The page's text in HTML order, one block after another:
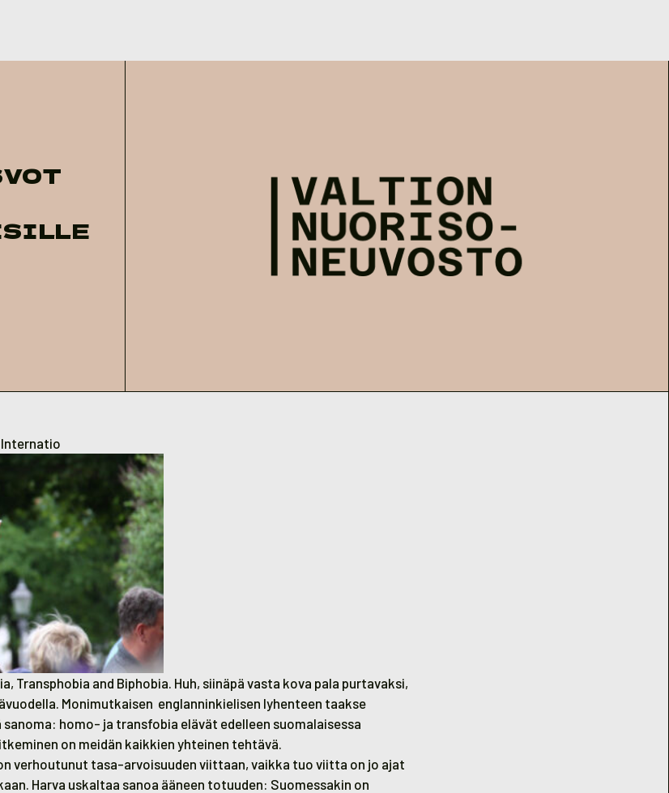
Internatio
Transphobia and Biphobia. Huh, siinäpä vasta kova pala purtavaksi,
Monimutkaisen englanninkielisen lyhenteen taakse
homo- ja transfobia elävät edelleen suomalaisessa
on meidän kaikkien yhteinen tehtävä.
verhoutunut tasa-arvoisuuden viittaan, vaikka tuo viitta on jo ajat
Harva uskaltaa sanoa ääneen totuuden: Suomessakin on